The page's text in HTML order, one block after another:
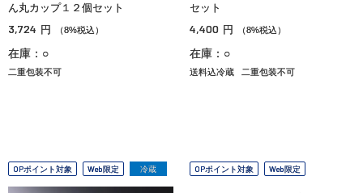
ん丸カップ１２個セット
3,724 円 （8%税込）
在庫：○
二重包装不可
セット
4,400 円 （8%税込）
在庫：○
送料込冷蔵 二重包装不可
OPポイント対象 Web限定 冷蔵 OPポイント対象 Web限定